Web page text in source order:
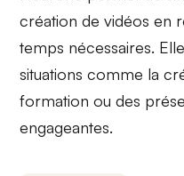
création de vidéos en
temps nécessaires.
situations comme la
formation ou des
engageantes.